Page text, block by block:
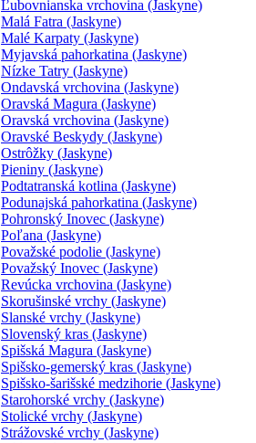
Ľubovnianska vrchovina (Jaskyne)
Malá Fatra (Jaskyne)
Malé Karpaty (Jaskyne)
Myjavská pahorkatina (Jaskyne)
Nízke Tatry (Jaskyne)
Ondavská vrchovina (Jaskyne)
Oravská Magura (Jaskyne)
Oravská vrchovina (Jaskyne)
Oravské Beskydy (Jaskyne)
Ostrôžky (Jaskyne)
Pieniny (Jaskyne)
Podtatranská kotlina (Jaskyne)
Podunajská pahorkatina (Jaskyne)
Pohronský Inovec (Jaskyne)
Poľana (Jaskyne)
Považské podolie (Jaskyne)
Považský Inovec (Jaskyne)
Revúcka vrchovina (Jaskyne)
Skorušinské vrchy (Jaskyne)
Slanské vrchy (Jaskyne)
Slovenský kras (Jaskyne)
Spišská Magura (Jaskyne)
Spišsko-gemerský kras (Jaskyne)
Spišsko-šarišské medzihorie (Jaskyne)
Starohorské vrchy (Jaskyne)
Stolické vrchy (Jaskyne)
Strážovské vrchy (Jaskyne)